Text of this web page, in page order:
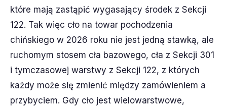
które mają zastąpić wygasający środek z Sekcji
122. Tak więc cło na towar pochodzenia
chińskiego w 2026 roku nie jest jedną stawką, ale
ruchomym stosem cła bazowego, cła z Sekcji 301
i tymczasowej warstwy z Sekcji 122, z których
każdy może się zmienić między zamówieniem a
przybyciem. Gdy cło jest wielowarstwowe,